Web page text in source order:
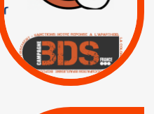
| Boycott militaire |
Lettres d'interpellation